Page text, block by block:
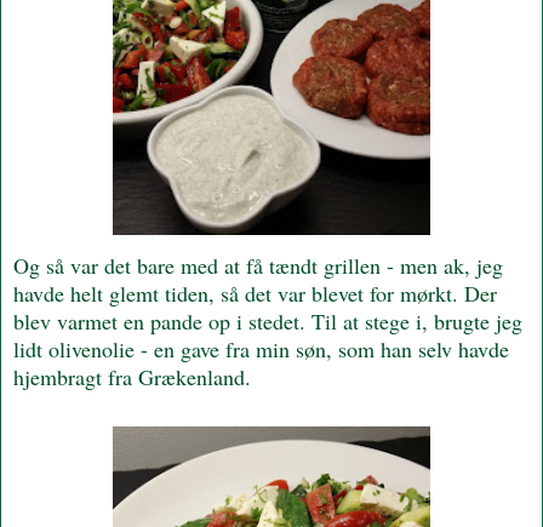
Og så var det bare med at få tændt grillen - men ak, jeg
havde helt glemt tiden, så det var blevet for mørkt. Der
blev varmet en pande op i stedet. Til at stege i, brugte jeg
lidt olivenolie - en gave fra min søn, som han selv havde
hjembragt fra Grækenland.